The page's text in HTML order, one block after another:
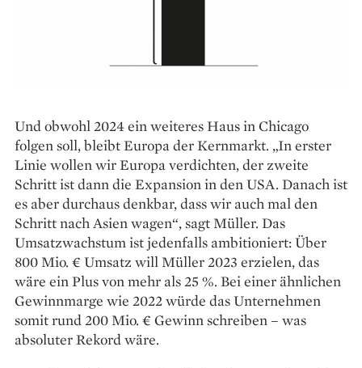
Und obwohl 2024 ein weiteres Haus in Chicago
folgen soll, bleibt Europa der Kernmarkt. „In erster
Linie wollen wir Europa verdichten, der zweite
Schritt ist dann die Expansion in den USA. Danach ist
es aber durchaus denkbar, dass wir auch mal den
Schritt nach Asien wagen“, sagt Müller. Das
Umsatzwachstum ist jedenfalls ambitioniert: Über
800 Mio. € Umsatz will Müller 2023 erzielen, das
wäre ein Plus von mehr als 25 %. Bei einer ähnlichen
Gewinnmarge wie 2022 würde das Unternehmen
somit rund 200 Mio. € Gewinn schreiben – was
absoluter Rekord wäre.